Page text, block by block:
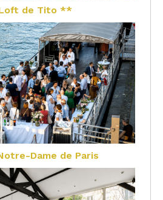
de Tito **
Dame de Paris